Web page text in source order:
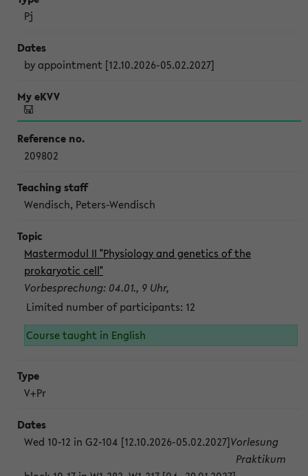
Pj
by appointment [12.10.2026-05.02.2027]
209802
Wendisch, Peters-Wendisch
Mastermodul II "Physiology and genetics of the
prokaryotic cell"
Vorbesprechung: 04.01., 9 Uhr,
Limited number of participants: 12
Course taught in English
V+Pr
Wed 10-12 in G2-104 [12.10.2026-05.02.2027]Vorlesung
Praktikum